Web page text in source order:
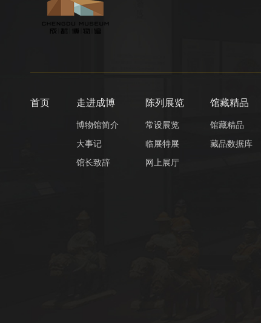
首页 走进成博
博物馆简介
大事记
馆长致辞
陈列展览
常设展览
临展特展
网上展厅
馆藏精品
馆藏精品
藏品数据库